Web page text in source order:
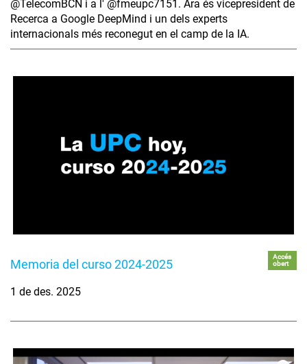
‪@TelecomBCN‬ i a l' ‪@fmeupc7151‬. Ara és vicepresident de
Recerca a Google DeepMind i un dels experts
internacionals més reconegut en el camp de la IA.
Memoria del curso 2024-2025
Accés
obert
1 de des. 2025